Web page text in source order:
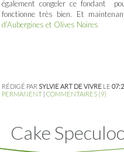
également congeler ce fondant
fonctionne très bien. Et
d’Aubergines et Olives Noires
RÉDIGÉ PAR SYLVIE ART DE VIVRE LE
PERMANENT COMMENTAIRES (9)
Cake